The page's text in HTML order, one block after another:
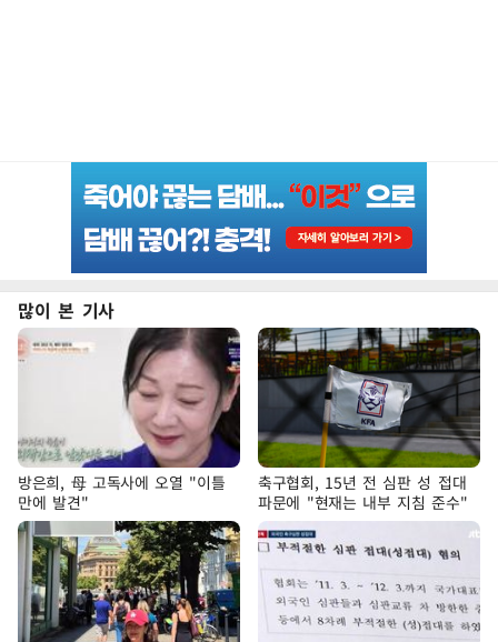
많이 본 기사
방은희, 母 고독사에 오열 "이틀
만에 발견"
축구협회, 15년 전 심판 성 접대
파문에 "현재는 내부 지침 준수"